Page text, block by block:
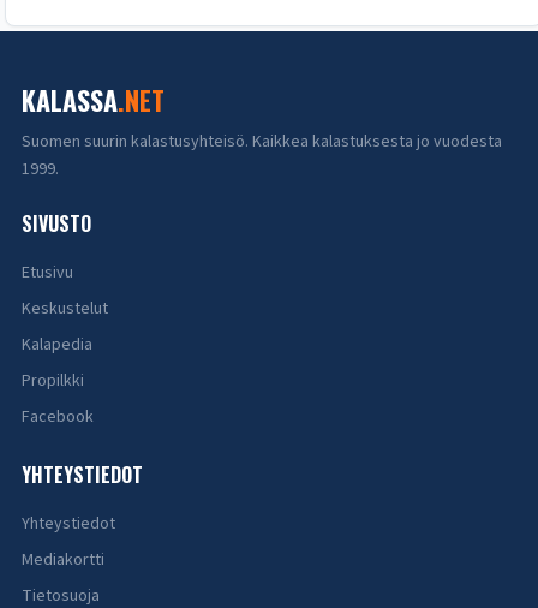
KALASSA.NET
Suomen suurin kalastusyhteisö. Kaikkea kalastuksesta jo vuodesta
1999.
SIVUSTO
Etusivu
Keskustelut
Kalapedia
Propilkki
Facebook
YHTEYSTIEDOT
Yhteystiedot
Mediakortti
Tietosuoja